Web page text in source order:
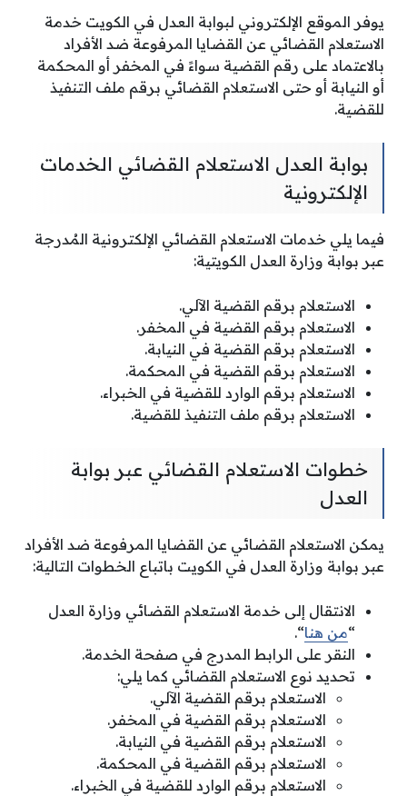
يوفر الموقع الإلكتروني لبوابة العدل في الكويت خدمة
الاستعلام القضائي عن القضايا المرفوعة ضد الأفراد
بالاعتماد على رقم القضية سواءً في المخفر أو المحكمة
أو النيابة أو حتى الاستعلام القضائي برقم ملف التنفيذ
للقضية.
بوابة العدل الاستعلام القضائي الخدمات
الإلكترونية
فيما يلي خدمات الاستعلام القضائي الإلكترونية المُدرجة
عبر بوابة وزارة العدل الكويتية:
الاستعلام برقم القضية الآلي.
الاستعلام برقم القضية في المخفر.
الاستعلام برقم القضية في النيابة.
الاستعلام برقم القضية في المحكمة.
الاستعلام برقم الوارد للقضية في الخبراء.
الاستعلام برقم ملف التنفيذ للقضية.
خطوات الاستعلام القضائي عبر بوابة
العدل
يمكن الاستعلام القضائي عن القضايا المرفوعة ضد الأفراد
عبر بوابة وزارة العدل في الكويت باتباع الخطوات التالية:
الانتقال إلى خدمة الاستعلام القضائي وزارة العدل
“من هنا“.
النقر على الرابط المدرج في صفحة الخدمة.
تحديد نوع الاستعلام القضائي كما يلي:
الاستعلام برقم القضية الآلي.
الاستعلام برقم القضية في المخفر.
الاستعلام برقم القضية في النيابة.
الاستعلام برقم القضية في المحكمة.
الاستعلام برقم الوارد للقضية في الخبراء.